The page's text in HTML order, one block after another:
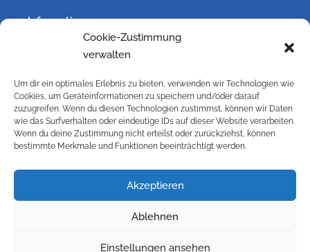
Cookie-Zustimmung
verwalten
Um dir ein optimales Erlebnis zu bieten, verwenden wir Technologien wie
Cookies, um Geräteinformationen zu speichern und/oder darauf
zuzugreifen. Wenn du diesen Technologien zustimmst, können wir Daten
wie das Surfverhalten oder eindeutige IDs auf dieser Website verarbeiten.
Wenn du deine Zustimmung nicht erteilst oder zurückziehst, können
bestimmte Merkmale und Funktionen beeinträchtigt werden.
Akzeptieren
Ablehnen
Einstellungen ansehen
Information
Versandbedingungen
Widerrufsbelehrung
Cookie-Richtlinie (EU)
Datenschutzbelehrung
AGB
Galerie
© 2024 Kransteiner GmbH – Blitzschutzanlagen,